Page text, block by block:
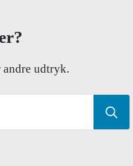
andre udtryk.